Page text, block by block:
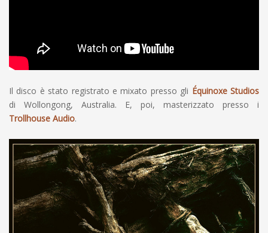
Il disco è stato registrato e mixato presso gli Équinoxe Studios
di Wollongong, Australia. E, poi, masterizzato presso i
Trollhouse Audio.